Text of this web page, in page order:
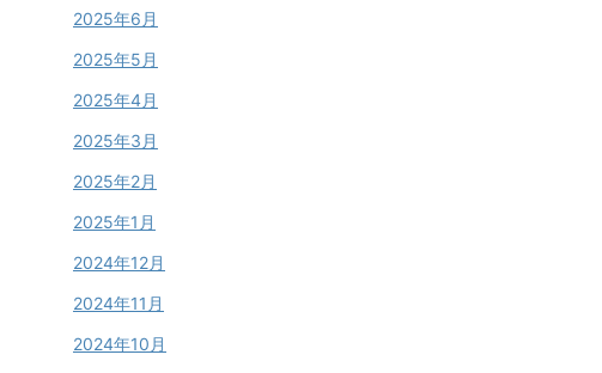
2025年6月
2025年5月
2025年4月
2025年3月
2025年2月
2025年1月
2024年12月
2024年11月
2024年10月